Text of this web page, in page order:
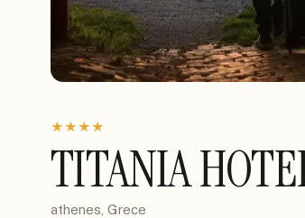
★★★★
TITANIA
athenes, Grece